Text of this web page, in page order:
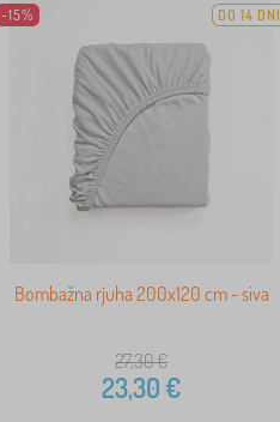
-15% DO 14 DNI
Bombažna rjuha 200x120 cm - siva
27,30€
23,30€